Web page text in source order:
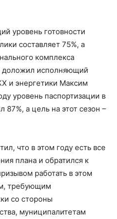
уровень готовности
составляет 75%, а
комплекса
доложил исполняющий
и энергетики Максим
уровень паспортизации в
87%, а цель на этот сезон –
что в этом году есть все
плана и обратился к
работать в этом
требующим
со стороны
муниципалитетам